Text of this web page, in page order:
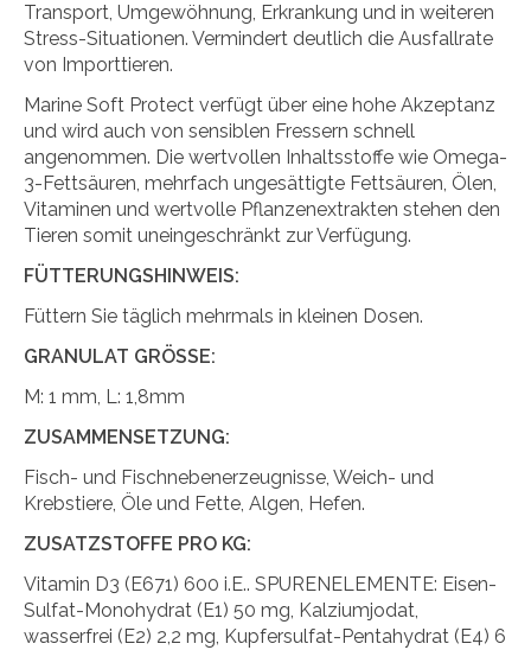
Transport, Umgewöhnung, Erkrankung und in weiteren
Stress-Situationen. Vermindert deutlich die Ausfallrate
von Importtieren.
Marine Soft Protect verfügt über eine hohe Akzeptanz
und wird auch von sensiblen Fressern schnell
angenommen. Die wertvollen Inhaltsstoffe wie Omega-
3-Fettsäuren, mehrfach ungesättigte Fettsäuren, Ölen,
Vitaminen und wertvolle Pflanzenextrakten stehen den
Tieren somit uneingeschränkt zur Verfügung.
FÜTTERUNGSHINWEIS:
Füttern Sie täglich mehrmals in kleinen Dosen.
GRANULAT GRÖSSE:
M: 1 mm, L: 1,8mm
ZUSAMMENSETZUNG:
Fisch- und Fischnebenerzeugnisse, Weich- und
Krebstiere, Öle und Fette, Algen, Hefen.
ZUSATZSTOFFE PRO KG:
Vitamin D3 (E671) 600 i.E.. SPURENELEMENTE: Eisen-
Sulfat-Monohydrat (E1) 50 mg, Kalziumjodat,
wasserfrei (E2) 2,2 mg, Kupfersulfat-Pentahydrat (E4) 6